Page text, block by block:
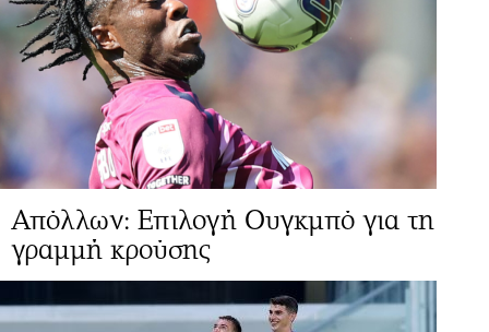
Απόλλων: Επιλογή Ουγκμπό για τη
γραμμή κρούσης